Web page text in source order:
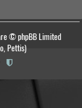
© phpBB Limited
Pettis)